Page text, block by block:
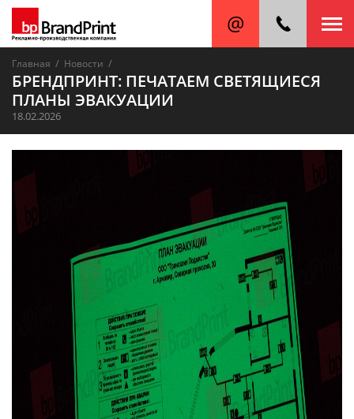
Главная / Новости /
БРЕНДПРИНТ: ПЕЧАТАЕМ СВЕТЯЩИЕСЯ
ПЛАНЫ ЭВАКУАЦИИ
18.02.2026